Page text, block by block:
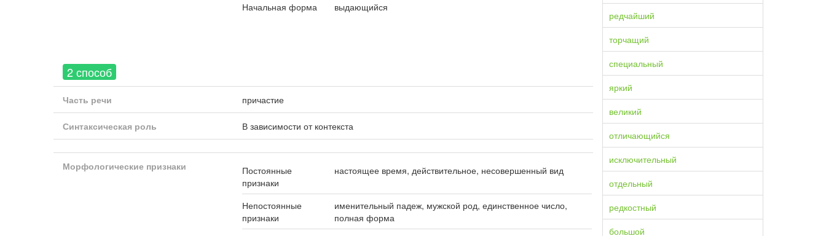
Начальная форма
выдающийся
2 способ
Часть речи причастие
Синтаксическая роль В зависимости от контекста
Морфологические признаки
Постоянные
признаки
настоящее время, действительное, несовершенный вид
Непостоянные
признаки
именительный падеж, мужской род, единственное число,
полная форма
редчайший
торчащий
специальный
яркий
великий
отличающийся
исключительный
отдельный
редкостный
большой